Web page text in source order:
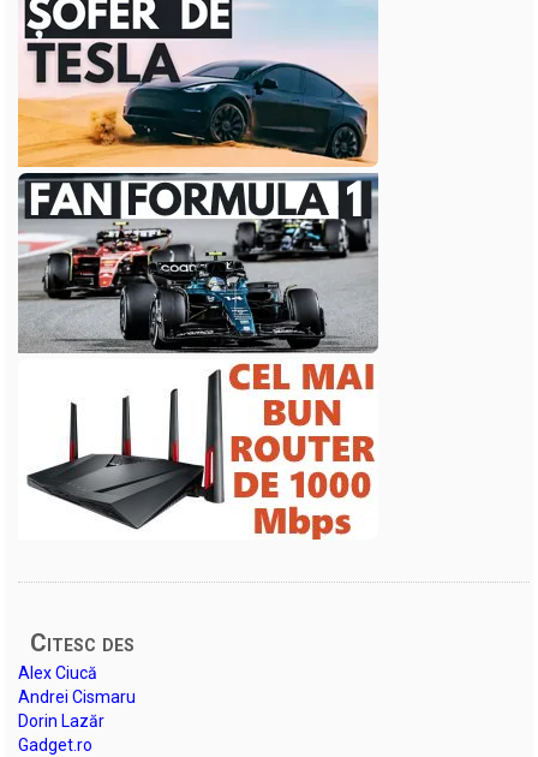
Citesc des
Alex Ciucă
Andrei Cismaru
Dorin Lazăr
Gadget.ro